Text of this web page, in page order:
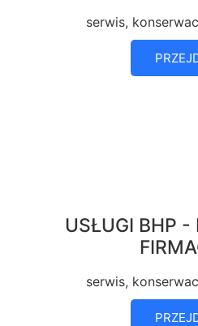
serwis,
USŁUGI BHP -
serwis,